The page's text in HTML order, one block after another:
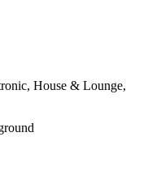
House & Lounge,